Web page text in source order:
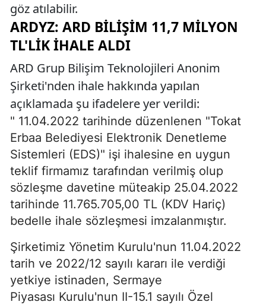
göz atılabilir.
ARDYZ: ARD BILIŞIM 11,7 MILYON
TL'LIK İHALE ALDI
ARD Grup Bilişim Teknolojileri Anonim
Şirketi'nden ihale hakkında yapılan
açıklamada şu ifadelere yer verildi:
" 11.04.2022 tarihinde düzenlenen "Tokat
Erbaa Belediyesi Elektronik Denetleme
Sistemleri (EDS)" işi ihalesine en uygun
teklif firmamız tarafından verilmiş olup
sözleşme davetine müteakip 25.04.2022
tarihinde 11.765.705,00 TL (KDV Hariç)
bedelle ihale sözleşmesi imzalanmıştır.
Şirketimiz Yönetim Kurulu'nun 11.04.2022
tarih ve 2022/12 sayılı kararı ile verdiği
yetkiye istinaden, Sermaye
Piyasası Kurulu'nun II-15.1 sayılı Özel